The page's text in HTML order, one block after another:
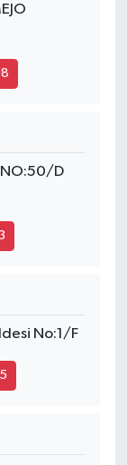
NO:50/D
No:1/F